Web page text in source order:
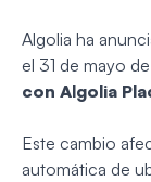
Algolia ha
el 31 de mayo
con Algolia
Este cambio
automática de